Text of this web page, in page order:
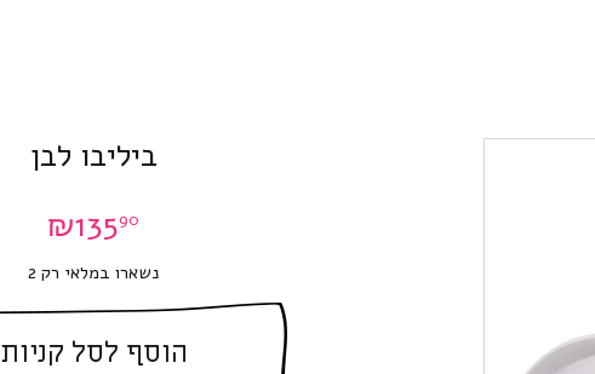
ביליבו לבן
₪13590
נשארו במלאי רק 2
הוסף לסל קניות